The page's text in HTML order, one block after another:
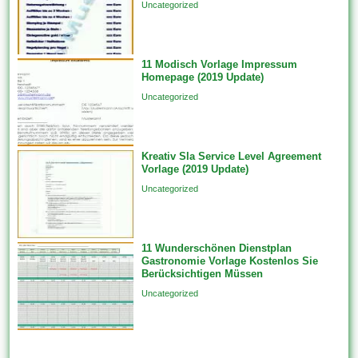
einzigen Datenquelle auf...Uncategorized
11 Modisch Vorlage Impressum
Homepage (2019 Update)
Uncategorized
Kreativ Sla Service Level Agreement
Vorlage (2019 Update)
Uncategorized
11 Wunderschönen Dienstplan
Gastronomie Vorlage Kostenlos Sie
Berücksichtigen Müssen
Uncategorized